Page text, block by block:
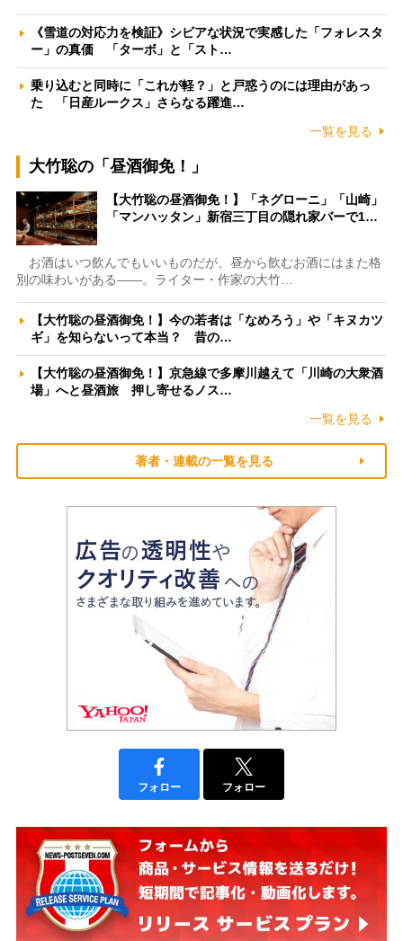
《雪道の対応力を検証》シビアな状況で実感した「フォレスタ
ー」の真価 「ターボ」と「スト…
乗り込むと同時に「これが軽？」と戸惑うのには理由があっ
た 「日産ルークス」さらなる躍進…
一覧を見る
大竹聡の「昼酒御免！」
【大竹聡の昼酒御免！】「ネグローニ」「山崎」
「マンハッタン」新宿三丁目の隠れ家バーで1…
お酒はいつ飲んでもいいものだが、昼から飲むお酒にはまた格
別の味わいがある――。ライター・作家の大竹…
【大竹聡の昼酒御免！】今の若者は「なめろう」や「キヌカツ
ギ」を知らないって本当？ 昔の…
【大竹聡の昼酒御免！】京急線で多摩川越えて「川崎の大衆酒
場」へと昼酒旅 押し寄せるノス…
一覧を見る
著者・連載の一覧を見る
フォロー フォロー